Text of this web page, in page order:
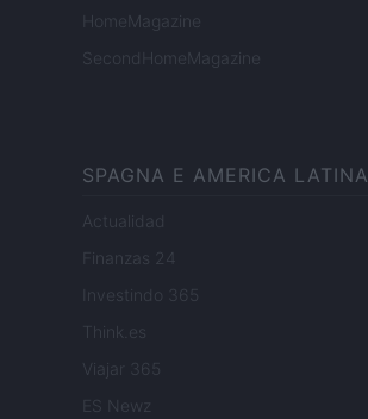
HomeMagazine
SecondHomeMagazine
SPAGNA E AMERICA LATINA
Actualidad
Finanzas 24
Investindo 365
Think.es
Viajar 365
ES Newz